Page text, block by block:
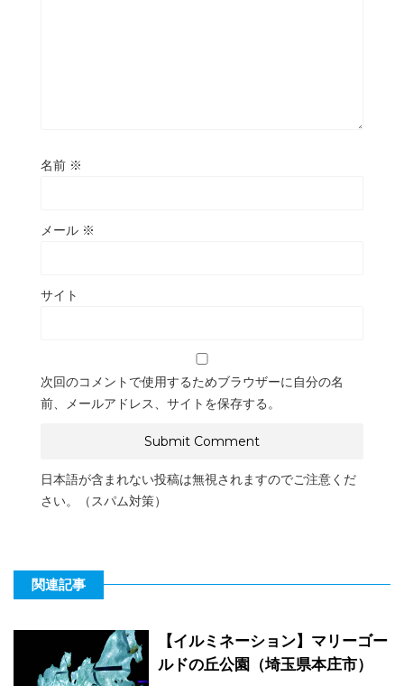
名前 ※
メール ※
サイト
次回のコメントで使用するためブラウザーに自分の名
前、メールアドレス、サイトを保存する。
日本語が含まれない投稿は無視されますのでご注意くだ
さい。（スパム対策）
関連記事
【イルミネーション】マリーゴー
ルドの丘公園（埼玉県本庄市）